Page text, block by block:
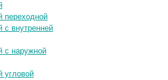
переходной
с внутренней
с наружной
угловой